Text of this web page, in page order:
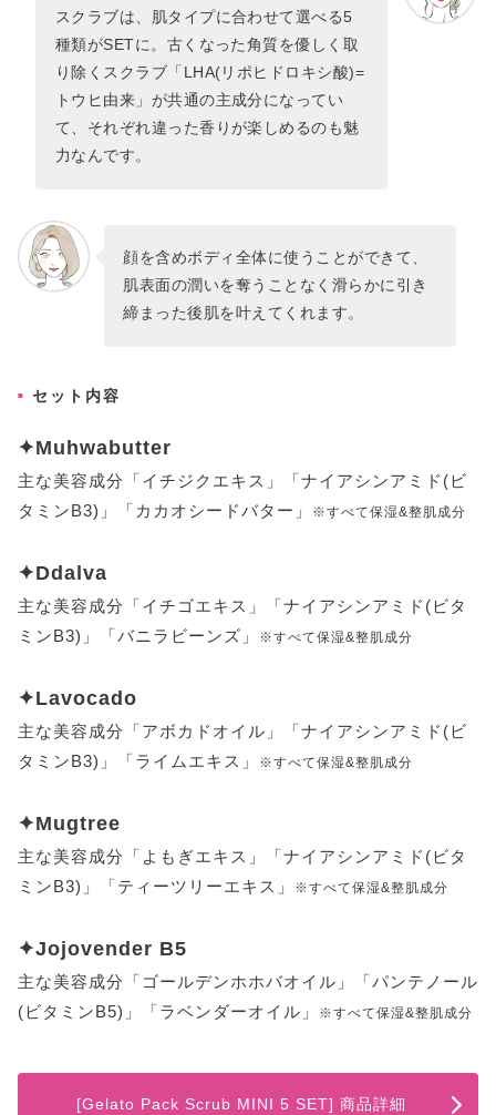
スクラブは、肌タイプに合わせて選べる5
種類がSETに。古くなった角質を優しく取
り除くスクラブ「LHA(リポヒドロキシ酸)=
トウヒ由来」が共通の主成分になってい
て、それぞれ違った香りが楽しめるのも魅
力なんです。
顔を含めボディ全体に使うことができて、
肌表面の潤いを奪うことなく滑らかに引き
締まった後肌を叶えてくれます。
セット内容
✦Muhwabutter
主な美容成分「イチジクエキス」「ナイアシンアミド(ビ
タミンB3)」「カカオシードバター」
※すべて保湿&整肌成分
✦Ddalva
主な美容成分「イチゴエキス」「ナイアシンアミド(ビタ
ミンB3)」「バニラビーンズ」
※すべて保湿&整肌成分
✦Lavocado
主な美容成分「アボカドオイル」「ナイアシンアミド(ビ
タミンB3)」「ライムエキス」
※すべて保湿&整肌成分
✦Mugtree
主な美容成分「よもぎエキス」「ナイアシンアミド(ビタ
ミンB3)」「ティーツリーエキス」
※すべて保湿&整肌成分
✦Jojovender B5
主な美容成分「ゴールデンホホバオイル」「パンテノール
(ビタミンB5)」「ラベンダーオイル」
※すべて保湿&整肌成分
[Gelato Pack Scrub MINI 5 SET] 商品詳細